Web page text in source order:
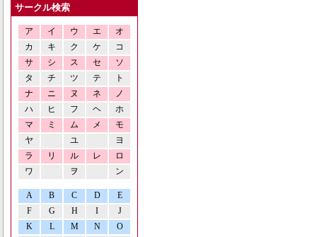
サークル検索
ア イ ウ エ
オ
カ
キ ク ケ
コ
サ
シ ス セ
ソ
タ
チ ツ テ
ト
ナ
ニ ヌ ネ
ノ
ハ
ヒ フ ヘ
ホ
マ
ミ ム メ
モ
ヤ
ユ
ヨ
ラ
リ ル レ
ロ
ワ
ヲ ン
A B C D
E
F
G H I
J
K
L M N O